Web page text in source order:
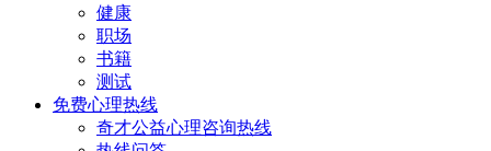
健康
职场
书籍
测试
免费心理热线
奇才公益心理咨询热线